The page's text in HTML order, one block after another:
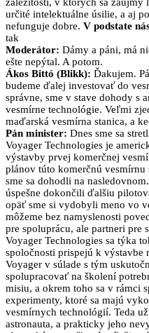
záležitosti, v ktorých sa záujmy
určité intelektuálne úsilie, a aj
nefunguje dobre. V podstate
tak
Moderátor: Dámy a páni, má
ešte nepýtal. A potom.
Ákos Bittó (Blikk): Ďakujem.
budeme ďalej investovať do
správne, sme v stave dohody s
vesmírne technológie. Veľmi
maďarská vesmírna stanica, a
Pán minister: Dnes sme sa
Voyager Technologies je
výstavby prvej komerčnej
plánov túto komerčnú
sme sa dohodli na
úspešne dokončili ďalšiu
opäť sme si vydobyli meno vo
môžeme bez namyslenosti
pre spoluprácu, ale partneri pre
Voyager Technologies sa týka
spoločnosti prispejú k výstavbe
Voyager v súlade s tým
spolupracovať na školení
misiu, a okrem toho sa v rámci
experimenty, ktoré sa majú
vesmírnych technológií. Teda
astronauta, a prakticky jeho